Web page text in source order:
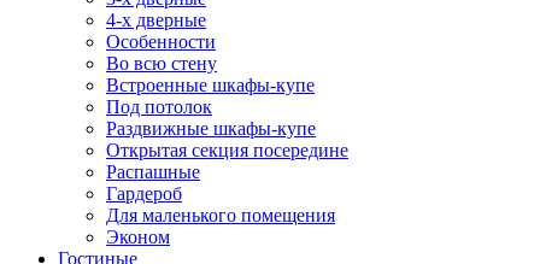
4-х дверные
Особенности
Во всю стену
Встроенные шкафы-купе
Под потолок
Раздвижные шкафы-купе
Открытая секция посередине
Распашные
Гардероб
Для маленького помещения
Эконом
Гостиные